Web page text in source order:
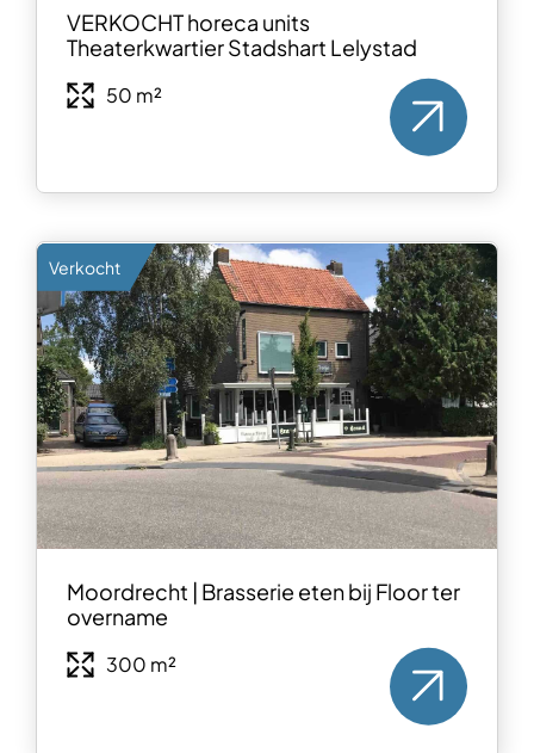
VERKOCHT horeca units
Theaterkwartier Stadshart Lelystad
50 m²
Verkocht
Moordrecht | Brasserie eten bij Floor ter
overname
300 m²